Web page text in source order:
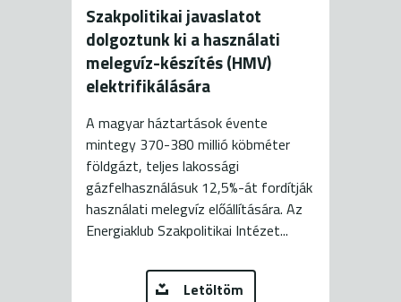
Szakpolitikai javaslatot
dolgoztunk ki a használati
melegvíz-készítés (HMV)
elektrifikálására
A magyar háztartások évente
mintegy 370-380 millió köbméter
földgázt, teljes lakossági
gázfelhasználásuk 12,5%-át fordítják
használati melegvíz előállítására. Az
Energiaklub Szakpolitikai Intézet...
Letöltöm